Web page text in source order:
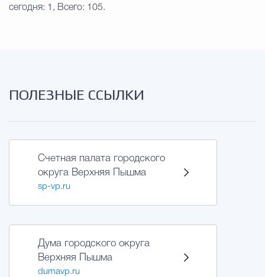
сегодня: 1, Всего: 105.
ПОЛЕЗНЫЕ ССЫЛКИ
Счетная палата городского
округа Верхняя Пышма
sp-vp.ru
Дума городского округа
Верхняя Пышма
dumavp.ru